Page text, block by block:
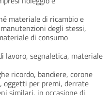
materiale di ricambio e
degli stessi,
di consumo
lavoro, segnaletica, materiale
ricordo, bandiere, corone
oggetti per premi, derrate
similari, in occasione di